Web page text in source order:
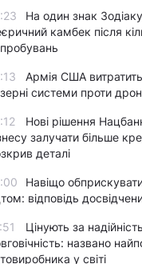
На один знак
камбек після
Армія США
системи проти
Нові рішення
залучати більше
деталі
Навіщо обприскувати
відповідь
Цінують за
названо
у світі